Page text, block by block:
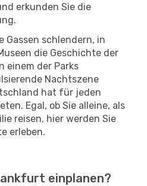
erkunden Sie die
Gassen schlendern, in
die Geschichte der
einem der Parks
Nachtszene
hat für jeden
Egal, ob Sie alleine, als
reisen, hier werden Sie
erleben.
einplanen?